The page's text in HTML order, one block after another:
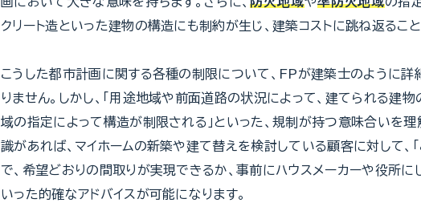
クリート造といった建物の構造にも制約が生じ、建築コストに跳ね返ること
こうした都市計画に関する各種の制限について、FPが建築士のように
りません。しかし、「用途地域や前面道路の状況によって、建てられる建
域の指定によって構造が制限される」といった、規制が持つ意味合いを理
識があれば、マイホームの新築や建て替えを検討している顧客に対して、
で、希望どおりの間取りが実現できるか、事前にハウスメーカーや役所に
いった的確なアドバイスが可能になります。